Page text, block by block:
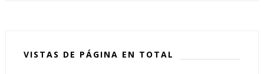
VISTAS DE PÁGINA EN TOTAL